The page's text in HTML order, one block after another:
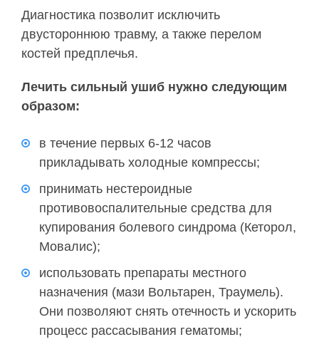
Диагностика позволит исключить
двустороннюю травму, а также перелом
костей предплечья.
Лечить сильный ушиб нужно следующим
образом:
в течение первых 6-12 часов
прикладывать холодные компрессы;
принимать нестероидные
противовоспалительные средства для
купирования болевого синдрома (Кеторол,
Мовалис);
использовать препараты местного
назначения (мази Вольтарен, Траумель).
Они позволяют снять отечность и ускорить
процесс рассасывания гематомы;